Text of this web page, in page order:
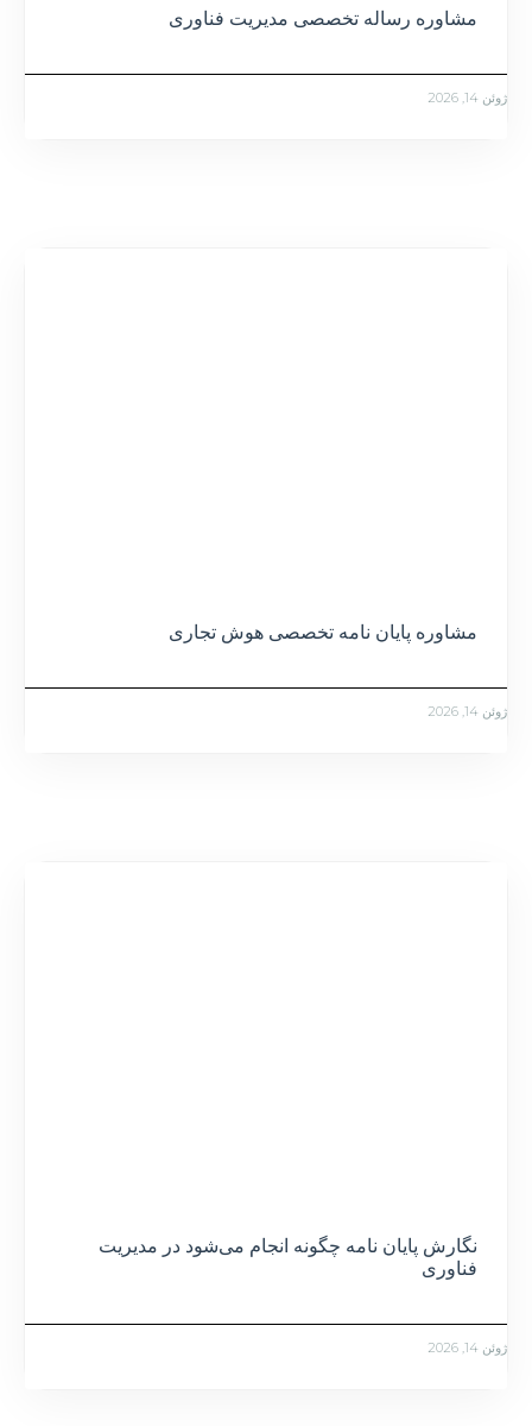
مشاوره رساله تخصصی مدیریت فناوری
ژوئن 14, 2026
مشاوره پایان نامه تخصصی هوش تجاری
ژوئن 14, 2026
نگارش پایان نامه چگونه انجام می‌شود در مدیریت
فناوری
ژوئن 14, 2026